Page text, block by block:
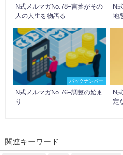
N式メルマガNo.78−言葉がその
人の人生を物語る
N
地
バックナンバー
N式メルマガNo.76−調整の始ま
り
N
定
関連キーワード